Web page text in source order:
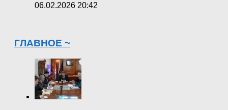
06.02.2026 20:42
ГЛАВНОЕ ~